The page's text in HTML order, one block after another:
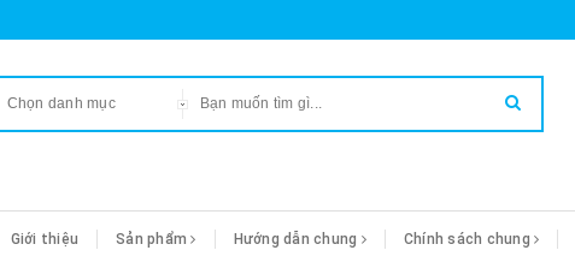
Chọn danh mục
Giới thiệu Sản phẩm Hướng dẫn chung Chính sách chung